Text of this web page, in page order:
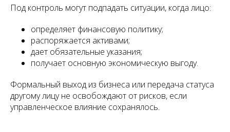
Под контроль могут подпадать ситуации, когда лицо:
определяет финансовую политику;
распоряжается активами;
дает обязательные указания;
получает основную экономическую выгоду.
Формальный выход из бизнеса или передача статуса
другому лицу не освобождают от рисков, если
управленческое влияние сохранялось.